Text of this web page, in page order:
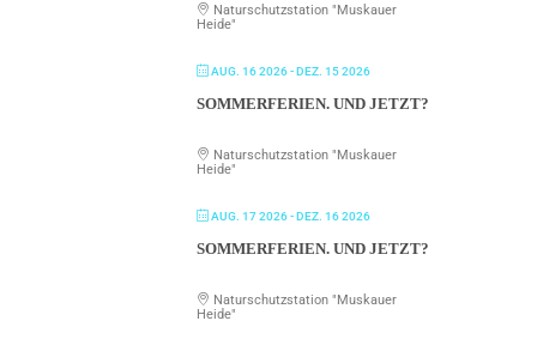
Naturschutzstation "Muskauer
Heide"
AUG. 16 2026- DEZ. 15 2026
SOMMERFERIEN. UND JETZT?
Naturschutzstation "Muskauer
Heide"
AUG. 17 2026- DEZ. 16 2026
SOMMERFERIEN. UND JETZT?
Naturschutzstation "Muskauer
Heide"